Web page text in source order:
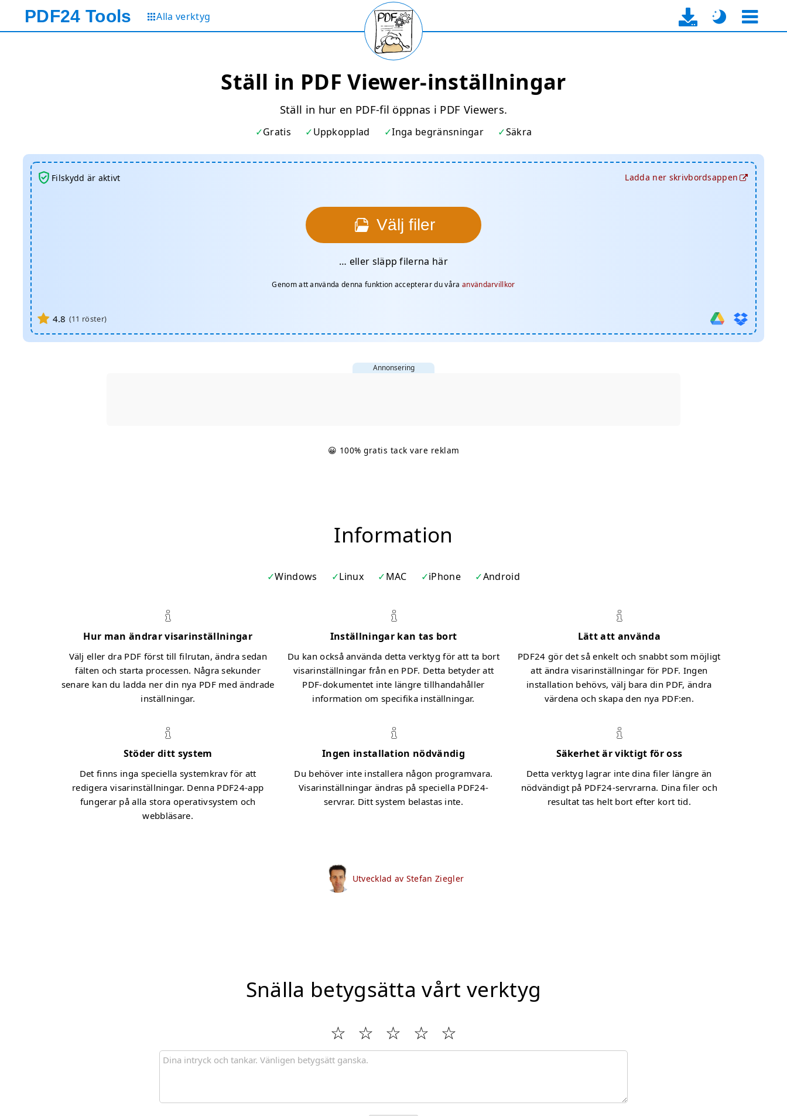
PDF24 Tools Alla verktyg
Ställ in PDF Viewer-inställningar
Ställ in hur en PDF-fil öppnas i PDF Viewers.
Gratis Uppkopplad Inga begränsningar Säkra
Välj filer
… eller släpp filerna här
Genom att använda denna funktion accepterar du våra användarvillkor
4.8 (11 röster)
Ladda ner skrivbordsappen
Filskydd är aktivt
Annonsering
😀 100% gratis tack vare reklam
Information
Windows Linux MAC iPhone Android
Hur man ändrar visarinställningar
Välj eller dra PDF först till filrutan, ändra sedan
fälten och starta processen. Några sekunder
senare kan du ladda ner din nya PDF med ändrade
inställningar.
Inställningar kan tas bort
Du kan också använda detta verktyg för att ta bort
visarinställningar från en PDF. Detta betyder att
PDF-dokumentet inte längre tillhandahåller
information om specifika inställningar.
Lätt att använda
PDF24 gör det så enkelt och snabbt som möjligt
att ändra visarinställningar för PDF. Ingen
installation behövs, välj bara din PDF, ändra
värdena och skapa den nya PDF:en.
Stöder ditt system
Det finns inga speciella systemkrav för att
redigera visarinställningar. Denna PDF24-app
fungerar på alla stora operativsystem och
webbläsare.
Ingen installation nödvändig
Du behöver inte installera någon programvara.
Visarinställningar ändras på speciella PDF24-
servrar. Ditt system belastas inte.
Säkerhet är viktigt för oss
Detta verktyg lagrar inte dina filer längre än
nödvändigt på PDF24-servrarna. Dina filer och
resultat tas helt bort efter kort tid.
Utvecklad av Stefan Ziegler
Snälla betygsätta vårt verktyg